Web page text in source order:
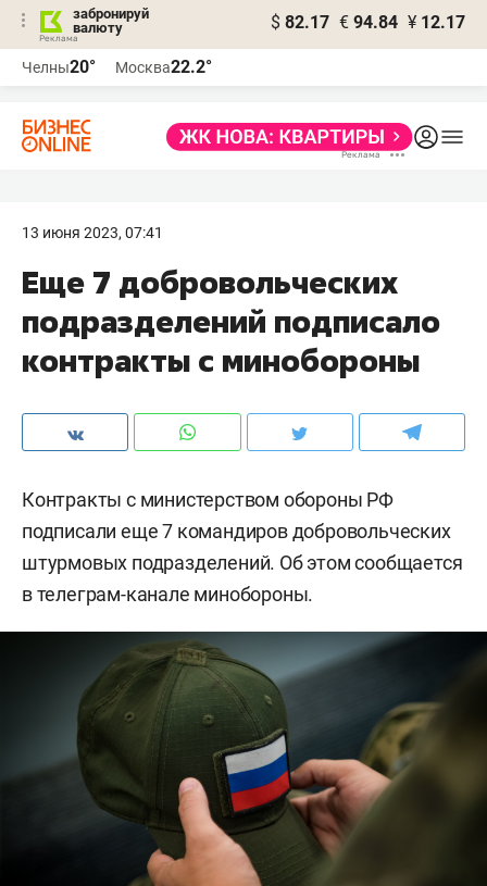
забронируй
валюту
$ 82.17 € 94.84 ¥ 12.17
Челны20° Москва22.2°
13 июня 2023, 07:41
Еще 7 добровольческих
подразделений подписало
контракты с минобороны
Контракты с министерством обороны РФ
подписали еще 7 командиров добровольческих
штурмовых подразделений. Об этом сообщается
в телеграм-канале минобороны.